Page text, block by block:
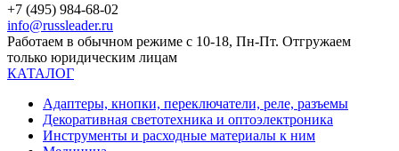
+7 (495) 984-68-02
info@russleader.ru
Работаем в обычном режиме с 10-18, Пн-Пт. Отгружаем
только юридическим лицам
КАТАЛОГ
Адаптеры, кнопки, переключатели, реле, разъемы
Декоративная светотехника и оптоэлектроника
Инструменты и расходные материалы к ним